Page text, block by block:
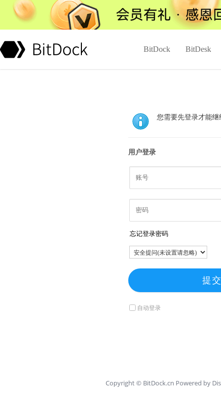
BitDock BitDesk
您需要先登录才能继
用户登录
忘记登录密码
提
自动登录
Copyright © BitDock.cn Powered by